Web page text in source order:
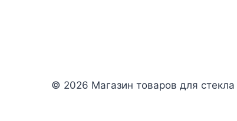
© 2026 Магазин товаров для стекла